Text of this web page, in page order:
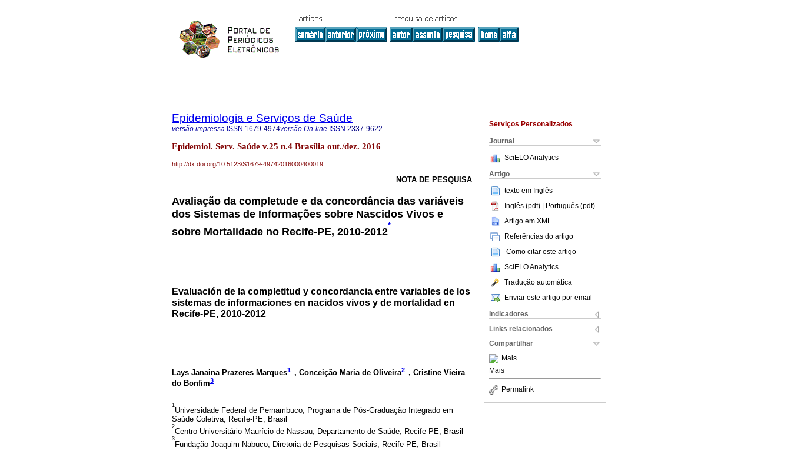
Serviços Personalizados
Journal
SciELO Analytics
Artigo
texto em Inglês
Inglês (pdf) | Português (pdf)
Artigo em XML
Referências do artigo
Como citar este artigo
SciELO Analytics
Tradução automática
Enviar este artigo por email
Indicadores
Links relacionados
Compartilhar
Mais
Mais
Permalink
Epidemiologia e Serviços de Saúde
versão impressa ISSN 1679-4974versão On-line ISSN 2337-9622
Epidemiol. Serv. Saúde v.25 n.4 Brasília out./dez. 2016
http://dx.doi.org/10.5123/S1679-49742016000400019
NOTA DE PESQUISA
Avaliação da completude e da concordância das variáveis
dos Sistemas de Informações sobre Nascidos Vivos e
sobre Mortalidade no Recife-PE, 2010-2012
*
Evaluación de la completitud y concordancia entre variables de los
sistemas de informaciones en nacidos vivos y de mortalidad en
Recife-PE, 2010-2012
Lays Janaina Prazeres Marques1 , Conceição Maria de Oliveira2 , Cristine Vieira
do Bonfim3
1
Universidade Federal de Pernambuco, Programa de Pós-Graduação Integrado em
Saúde Coletiva, Recife-PE, Brasil
2
Centro Universitário Maurício de Nassau, Departamento de Saúde, Recife-PE, Brasil
3
Fundação Joaquim Nabuco, Diretoria de Pesquisas Sociais, Recife-PE, Brasil